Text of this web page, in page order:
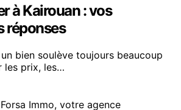
à Kairouan : vos
réponses
bien soulève toujours beaucoup
les prix, les…